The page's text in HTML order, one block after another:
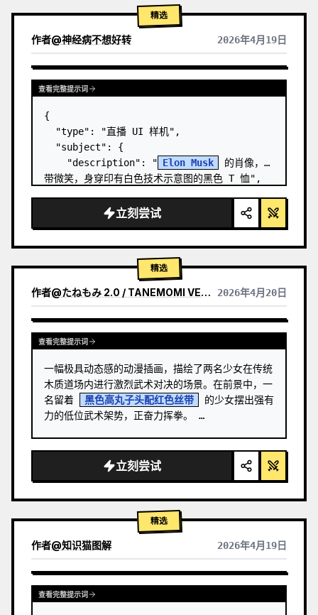
精选
作者@神经病不想好转 2026年4月19日
查看完整提示词
{
  "type": "直播 UI 样机",
  "subject": {
    "description": "
Elon Musk
的肖像，面
带微笑，身穿印有白色技术示意图的黑色 T 恤",
文字的屏幕，右侧显示红色的 '{argument
name=\…
立刻尝试
精选
作者@たねもみ 2.0 / TANEMOMI VER2.0 2026年4月20日
查看完整提示词
一幅极具动态感的动漫插画，描绘了两名少女在传统
木质道场内进行激烈武术对决的场景。在前景中，一
名留着
黑色高丸子头配红色丝带
的少女摆出强有
力的低位武术架势，正奋力挥拳。 …
立刻尝试
精选
作者@知识猫图解 2026年4月19日
查看完整提示词